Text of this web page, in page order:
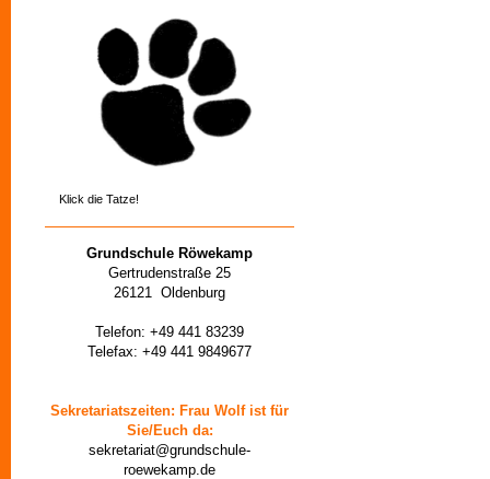
Klick die Tatze!
Grundschule Röwekamp
Gertrudenstraße 25
26121 Oldenburg
Telefon: +49 441 83239
Telefax: +49 441 9849677
Sekretariatszeiten: Frau Wolf ist für
Sie/Euch da:
sekretariat@grundschule-
roewekamp.de